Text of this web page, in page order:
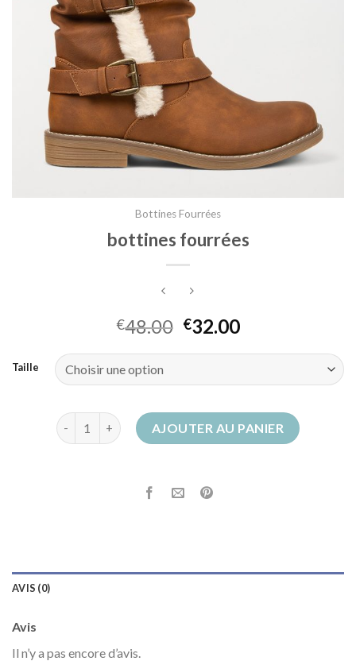
Bottines Fourrées
bottines fourrées
€48.00 €32.00
Taille
quantité de bottines fourréesAJOUTER AU PANIER
AVIS (0)
Avis
Il n’y a pas encore d’avis.